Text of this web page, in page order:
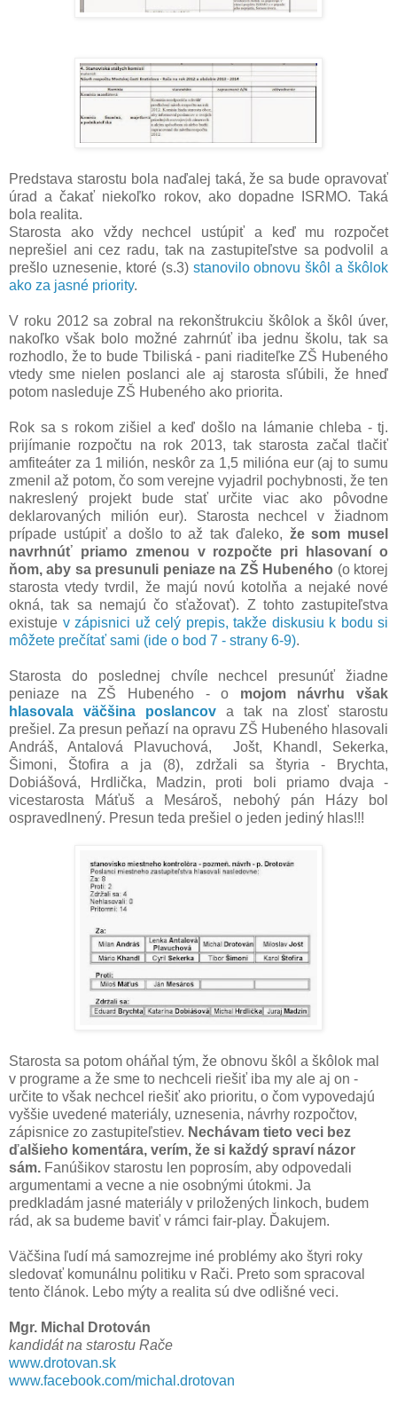
Predstava starostu bola naďalej taká, že sa bude opravovať
úrad a čakať niekoľko rokov, ako dopadne ISRMO. Taká
bola realita.
Starosta ako vždy nechcel ustúpiť a keď mu rozpočet
neprešiel ani cez radu, tak na zastupiteľstve sa podvolil a
prešlo uznesenie, ktoré (s.3) stanovilo obnovu škôl a škôlok
ako za jasné priority.
V roku 2012 sa zobral na rekonštrukciu škôlok a škôl úver,
nakoľko však bolo možné zahrnúť iba jednu školu, tak sa
rozhodlo, že to bude Tbiliská - pani riaditeľke ZŠ Hubeného
vtedy sme nielen poslanci ale aj starosta sľúbili, že hneď
potom nasleduje ZŠ Hubeného ako priorita.
Rok sa s rokom zišiel a keď došlo na lámanie chleba - tj.
prijímanie rozpočtu na rok 2013, tak starosta začal tlačiť
amfiteáter za 1 milión, neskôr za 1,5 milióna eur (aj to sumu
zmenil až potom, čo som verejne vyjadril pochybnosti, že ten
nakreslený projekt bude stať určite viac ako pôvodne
deklarovaných milión eur). Starosta nechcel v žiadnom
prípade ustúpiť a došlo to až tak ďaleko, že som musel
navrhnúť priamo zmenou v rozpočte pri hlasovaní o
ňom, aby sa presunuli peniaze na ZŠ Hubeného (o ktorej
starosta vtedy tvrdil, že majú novú kotolňa a nejaké nové
okná, tak sa nemajú čo sťažovať). Z tohto zastupiteľstva
existuje v zápisnici už celý prepis, takže diskusiu k bodu si
môžete prečítať sami (ide o bod 7 - strany 6-9).
Starosta do poslednej chvíle nechcel presunúť žiadne
peniaze na ZŠ Hubeného - o mojom návrhu však
hlasovala väčšina poslancov
a tak na zlosť starostu
prešiel. Za presun peňazí na opravu ZŠ Hubeného hlasovali
Andráš, Antalová Plavuchová, Jošt, Khandl, Sekerka,
Šimoni, Štofira a ja (8), zdržali sa štyria - Brychta,
Dobiášová, Hrdlička, Madzin, proti boli priamo dvaja -
vicestarosta Máťuš a Mesároš, nebohý pán Házy bol
ospravedlnený. Presun teda prešiel o jeden jediný hlas!!!
Starosta sa potom oháňal tým, že obnovu škôl a škôlok mal
v programe a že sme to nechceli riešiť iba my ale aj on -
určite to však nechcel riešiť ako prioritu, o čom vypovedajú
vyššie uvedené materiály, uznesenia, návrhy rozpočtov,
zápisnice zo zastupiteľstiev. Nechávam tieto veci bez
ďalšieho komentára, verím, že si každý spraví názor
sám. Fanúšikov starostu len poprosím, aby odpovedali
argumentami a vecne a nie osobnými útokmi. Ja
predkladám jasné materiály v priložených linkoch, budem
rád, ak sa budeme baviť v rámci fair-play. Ďakujem.
Väčšina ľudí má samozrejme iné problémy ako štyri roky
sledovať komunálnu politiku v Rači. Preto som spracoval
tento článok. Lebo mýty a realita sú dve odlišné veci.
Mgr. Michal Drotován
kandidát na starostu Rače
www.drotovan.sk
www.facebook.com/michal.drotovan